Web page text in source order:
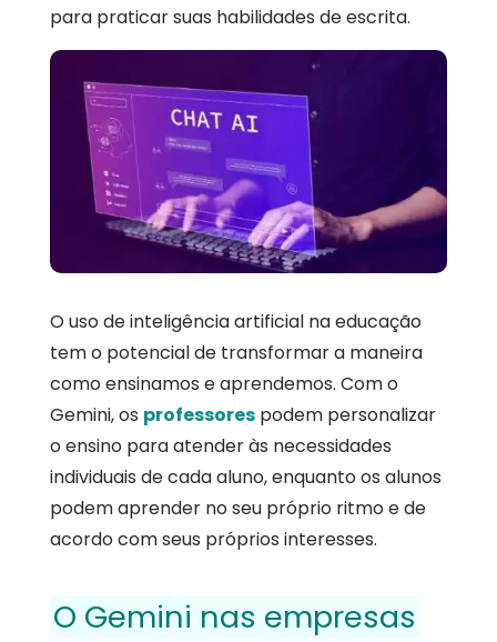
para praticar suas habilidades de escrita.
O uso de inteligência artificial na educação
tem o potencial de transformar a maneira
como ensinamos e aprendemos. Com o
Gemini, os professorespodem personalizar
o ensino para atender às necessidades
individuais de cada aluno, enquanto os alunos
podem aprender no seu próprio ritmo e de
acordo com seus próprios interesses.
O Gemini nas empresas